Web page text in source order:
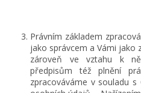
Právním základem
jako správcem a Vámi jako
zároveň ve vztahu k
předpisům též plnění
zpracováváme v souladu